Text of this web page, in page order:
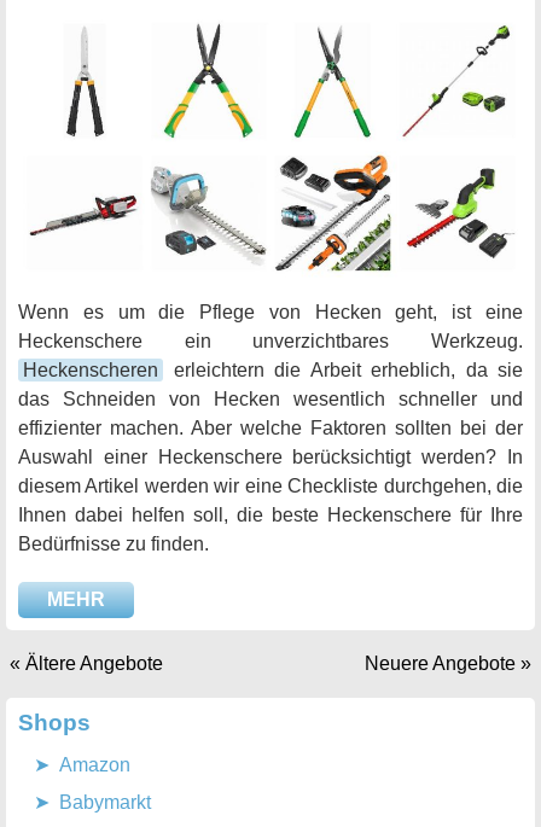
Wenn es um die Pflege von Hecken geht, ist eine
Heckenschere ein unverzichtbares Werkzeug.
Heckenscheren
erleichtern die Arbeit erheblich, da sie
das Schneiden von Hecken wesentlich schneller und
effizienter machen. Aber welche Faktoren sollten bei der
Auswahl einer Heckenschere berücksichtigt werden? In
diesem Artikel werden wir eine Checkliste durchgehen, die
Ihnen dabei helfen soll, die beste Heckenschere für Ihre
Bedürfnisse zu finden.
MEHR
« Ältere Angebote Neuere Angebote »
Shops
Amazon
Babymarkt